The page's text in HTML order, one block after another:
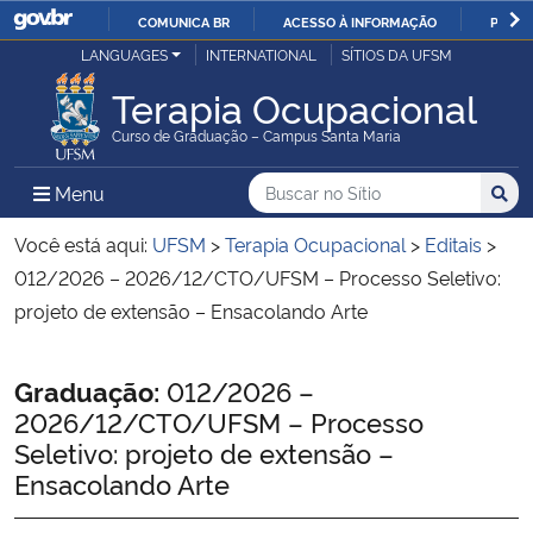
IR
O
COMUNICA BR ACESSO À INFORMAÇÃO
Ministério da Justiça e Segurança Pública
Ministério da Defesa
Ministério das Relações Exteriores
Ministério da Economia
Ministério da Agricultura, Pecuária e Abastecimento
Ministério da Educação
LANGUAGES INTERNATIONAL SÍTIOS DA UFSM
Terapia Ocupacional
Curso de Graduação – Campus Santa Maria
Menu Menu Principal do Sítio
Busca
Buscar no no Sítio
Busca:
Você está aqui: UFSM >Terapia Ocupacional > Editais >
012/2026 – 2026/12/CTO/UFSM – Processo Seletivo:
projeto de extensão – Ensacolando Arte
Início do conteúdo
Graduação: 012/2026 –
2026/12/CTO/UFSM – Processo
Seletivo: projeto de extensão –
Ensacolando Arte